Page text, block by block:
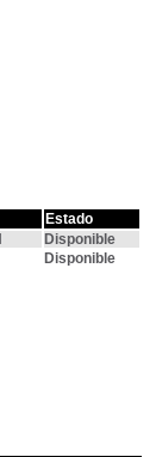
Estado
Disponible
Disponible